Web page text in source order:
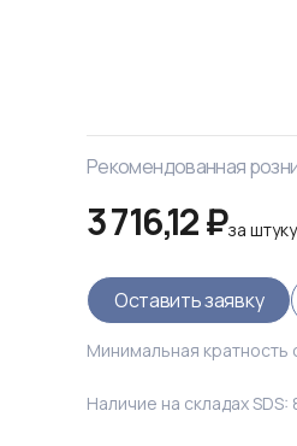
Рекомендованная
3 716,12 ₽за штуку
Оставить заявку
Минимальная кратность
Наличие на складах SDS: